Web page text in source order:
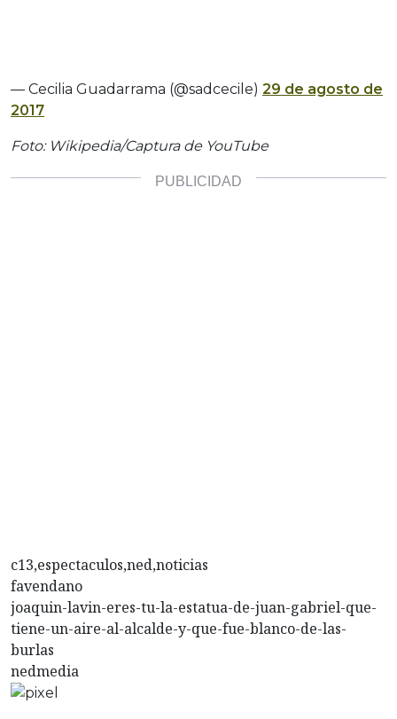
— Cecilia Guadarrama (@sadcecile) 29 de agosto de
2017
Foto: Wikipedia/Captura de YouTube
c13,espectaculos,ned,noticias
favendano
joaquin-lavin-eres-tu-la-estatua-de-juan-gabriel-que-
tiene-un-aire-al-alcalde-y-que-fue-blanco-de-las-
burlas
nedmedia